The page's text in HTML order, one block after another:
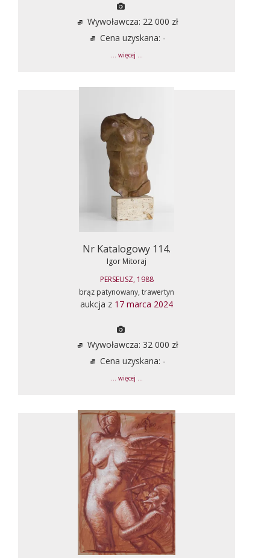
Wywoławcza: 22 000 zł
Cena uzyskana: -
... więcej ...
Nr Katalogowy 114.
Igor Mitoraj
PERSEUSZ, 1988
brąz patynowany, trawertyn
aukcja z 17 marca 2024
Wywoławcza: 32 000 zł
Cena uzyskana: -
... więcej ...